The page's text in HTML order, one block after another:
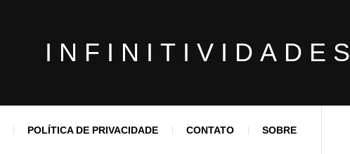
INFINITIVIDADES
POLÍTICA DE PRIVACIDADE CONTATO SOBRE